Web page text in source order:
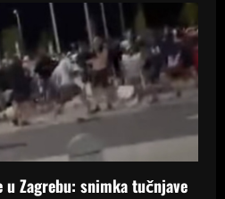
Zagrebu: snimka tučnjave